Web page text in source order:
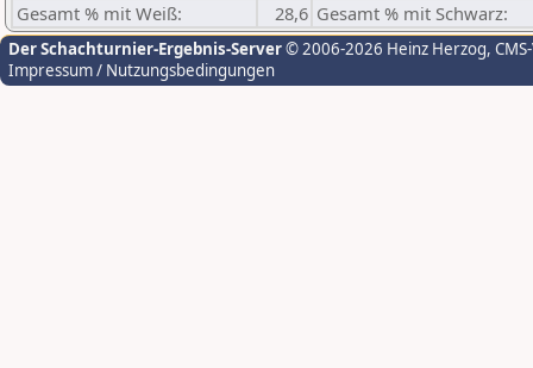
Gesamt % mit Weiß:
28,6 Gesamt % mit Schwarz:
Der Schachturnier-Ergebnis-Server© 2006-2026 Heinz Herzog,
Impressum / Nutzungsbedingungen